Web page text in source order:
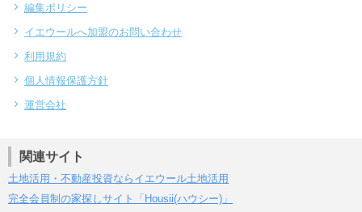
編集ポリシー
イエウールへ加盟のお問い合わせ
利用規約
個人情報保護方針
運営会社
関連サイト
土地活用・不動産投資ならイエウール土地活用
完全会員制の家探しサイト「Housii(ハウシー)」